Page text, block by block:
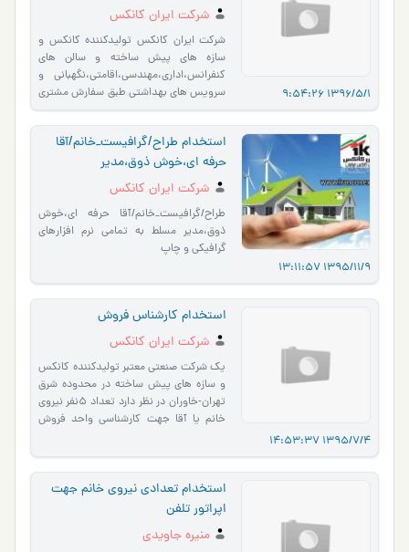
1396/5/1 9:54:26
شرکت ایران کانکس
شرکت ایران کانکس تولیدکننده کانکس و
سازه های پیش ساخته و سالن های
کنفرانس،اداری،مهندسی،اقامتی،نگهبانی و
سرویس های بهداشتی طبق سفارش مشتری
و استاندارد در تمام مقاط�…
1395/11/9 13:11:57
استخدام طراح/گرافیست_خانم/آقا
حرفه ای،خوش ذوق،مدیر
شرکت ایران کانکس
طراح/گرافیست_خانم/آقا حرفه ای،خوش
ذوق،مدیر مسلط به تمامی نرم افزارهای
گرافیکی و چاپ
1395/7/4 14:53:37
استخدام کارشناس فروش
شرکت ایران کانکس
یک شرکت صنعتی معتبر تولیدکننده کانکس
و سازه های پیش ساخته در محدوده شرق
تهران-خاوران در نظر دارد تعداد 5نفر نیروی
خانم یا آقا جهت کارشناسی واحد فروش
استخدام تعدادي نيروي خانم جهت
اپراتور تلفن
منیره جاویدی